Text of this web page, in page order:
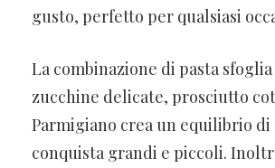
gusto, perfetto per qualsiasi
La combinazione di pasta
zucchine delicate, prosciutto
Parmigiano crea un equilibrio di
conquista grandi e piccoli.